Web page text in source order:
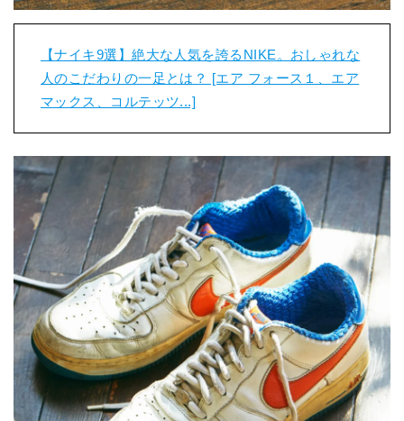
【ナイキ9選】絶大な人気を誇るNIKE。おしゃれな
人のこだわりの一足とは？ [エア フォース１、エア
マックス、コルテッツ...]